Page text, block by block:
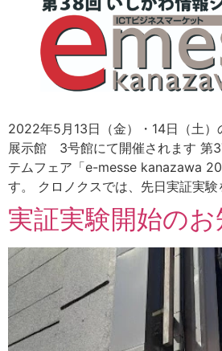
2022年5月13日（金）・14日（土）
展示館 3号館にて開催されます 第
テムフェア「e-messe kanazawa
す。 クロノクスでは、先日実証実
実証実験開始の